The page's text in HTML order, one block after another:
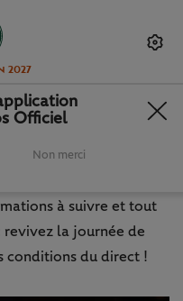
2027
: REVIVEZ
!
à suivre et tout
la journée de
conditions du direct !
Officiel
Non merci